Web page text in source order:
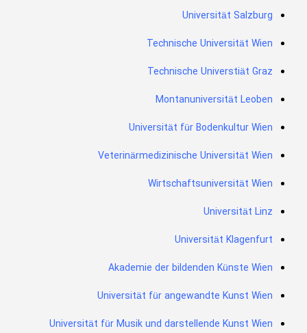
Universität Salzburg
Technische Universität Wien
Technische Universtiät Graz
Montanuniversität Leoben
Universität für Bodenkultur Wien
Veterinärmedizinische Universität Wien
Wirtschaftsuniversität Wien
Universität Linz
Universität Klagenfurt
Akademie der bildenden Künste Wien
Universität für angewandte Kunst Wien
Universität für Musik und darstellende Kunst Wien